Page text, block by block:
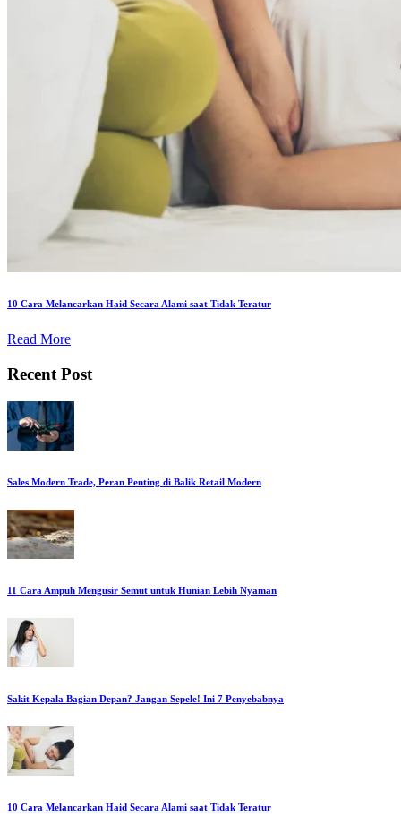
10 Cara Melancarkan Haid Secara Alami saat Tidak Teratur
Read More
Recent Post
Sales Modern Trade, Peran Penting di Balik Retail Modern
11 Cara Ampuh Mengusir Semut untuk Hunian Lebih Nyaman
Sakit Kepala Bagian Depan? Jangan Sepele! Ini 7 Penyebabnya
10 Cara Melancarkan Haid Secara Alami saat Tidak Teratur